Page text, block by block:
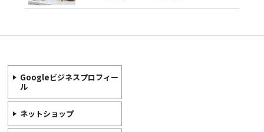
Googleビジネスプロフィー
ル
ネットショップ